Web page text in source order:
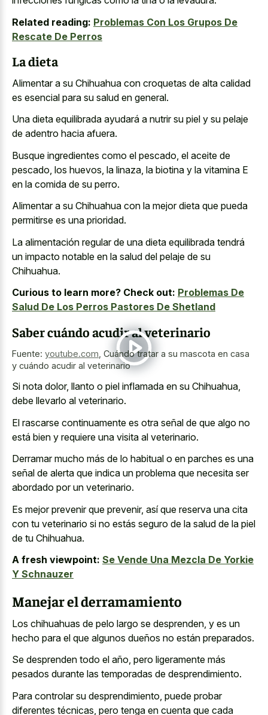
Related reading: Problemas Con Los Grupos De
Rescate De Perros
La dieta
Alimentar a su Chihuahua con croquetas de alta calidad
es esencial para su salud en general.
Una dieta equilibrada ayudará a nutrir su piel y su pelaje
de adentro hacia afuera.
Busque ingredientes como el pescado, el aceite de
pescado, los huevos, la linaza, la biotina y la vitamina E
en la comida de su perro.
Alimentar a su Chihuahua con la mejor dieta que pueda
permitirse es una prioridad.
La alimentación regular de una dieta equilibrada tendrá
un impacto notable en la salud del pelaje de su
Chihuahua.
Curious to learn more? Check out: Problemas De
Salud De Los Perros Pastores De Shetland
Saber cuándo acudir al veterinario
Fuente: youtube.com Cuándo tratar a su mascota en casa
y cuándo acudir al veterinario
Si nota dolor, llanto o piel inflamada en su Chihuahua,
debe llevarlo al veterinario.
El rascarse continuamente es otra señal de que algo no
está bien y requiere una visita al veterinario.
Derramar mucho más de lo habitual o en parches es una
señal de alerta que indica un problema que necesita ser
abordado por un veterinario.
Es mejor prevenir que prevenir, así que reserva una cita
con tu veterinario si no estás seguro de la salud de la piel
de tu Chihuahua.
A fresh viewpoint: Se Vende Una Mezcla De Yorkie
Y Schnauzer
Manejar el derramamiento
Los chihuahuas de pelo largo se desprenden, y es un
hecho para el que algunos dueños no están preparados.
Se desprenden todo el año, pero ligeramente más
pesados durante las temporadas de desprendimiento.
Para controlar su desprendimiento, puede probar
diferentes técnicas, pero tenga en cuenta que cada